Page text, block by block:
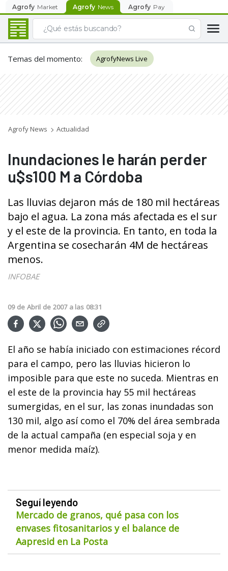
Agrofy Market Agrofy News Agrofy Pay
Temas del momento: AgrofyNews Live
Agrofy News Actualidad
Inundaciones le harán perder
u$s100 M a Córdoba
Las lluvias dejaron más de 180 mil hectáreas
bajo el agua. La zona más afectada es el sur
y el este de la provincia. En tanto, en toda la
Argentina se cosecharán 4M de hectáreas
menos.
INFOBAE
09 de Abril de 2007 a las 08:31
El año se había iniciado con estimaciones récord
para el campo, pero las lluvias hicieron lo
imposible para que este no suceda. Mientras en
el este de la provincia hay 55 mil hectáreas
sumergidas, en el sur, las zonas inundadas son
130 mil, algo así como el 70% del área sembrada
de la actual campaña (en especial soja y en
menor medida maíz).
Seguí leyendo
Mercado de granos, qué pasa con los
envases fitosanitarios y el balance de
Aapresid en La Posta